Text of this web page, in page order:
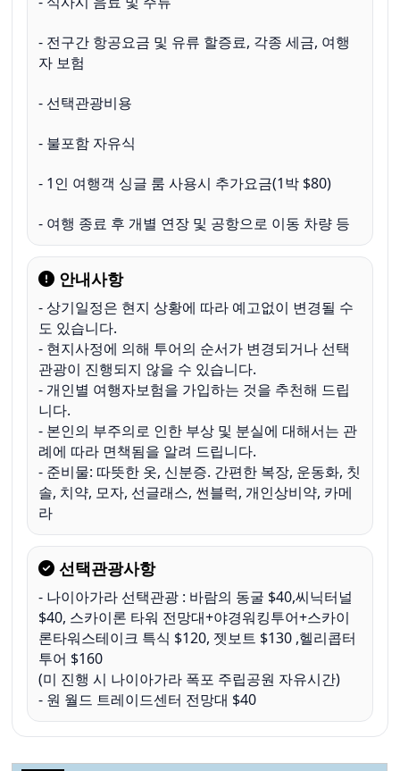
- 전구간 항공요금 및 유류 할증료, 각종 세금, 여행
- 여행 종료 후 개별 연장 및 공항으로 이동 차량 등
안내사항
- 상기일정은 현지 상황에 따라 예고없이 변경될 수
도 있습니다.
- 현지사정에 의해 투어의 순서가 변경되거나 선택
관광이 진행되지 않을 수 있습니다.
- 개인별 여행자보험을 가입하는 것을 추천해 드립
니다.
- 본인의 부주의로 인한 부상 및 분실에 대해서는 관
례에 따라 면책됨을 알려 드립니다.
- 준비물: 따뜻한 옷, 신분증. 간편한 복장, 운동화, 칫
솔, 치약, 모자, 선글래스, 썬블럭, 개인상비약, 카메
라
선택관광사항
- 나이아가라 선택관광 : 바람의 동굴 $40,씨닉터널
$40, 스카이론 타워 전망대+야경워킹투어+스카이
론타워스테이크 특식 $120, 젯보트 $130 ,헬리콥터
투어 $160
(미 진행 시 나이아가라 폭포 주립공원 자유시간)
- 원 월드 트레이드센터 전망대 $40